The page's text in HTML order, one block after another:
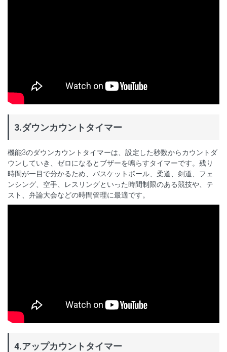
3.ダウンカウントタイマー
機能3のダウンカウントタイマーは、設定した秒数からカウントダ
ウンしていき、ゼロになるとブザーを鳴らすタイマーです。残り
時間が一目で分かるため、バスケットボール、柔道、剣道、フェ
ンシング、空手、レスリングといった時間制限のある競技や、テ
スト、弁論大会などの時間管理に最適です。
4.アップカウントタイマー